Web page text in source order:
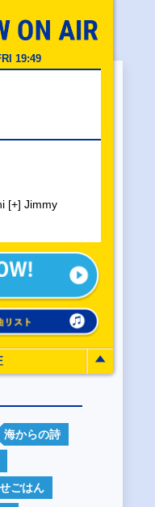
19:49
[+] Jimmy
海からの詩
ごはん